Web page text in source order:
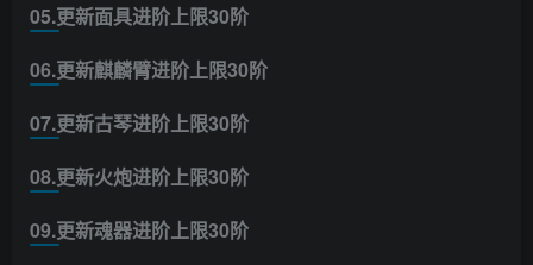
05.更新面具进阶上限30阶
06.更新麒麟臂进阶上限30阶
07.更新古琴进阶上限30阶
08.更新火炮进阶上限30阶
09.更新魂器进阶上限30阶